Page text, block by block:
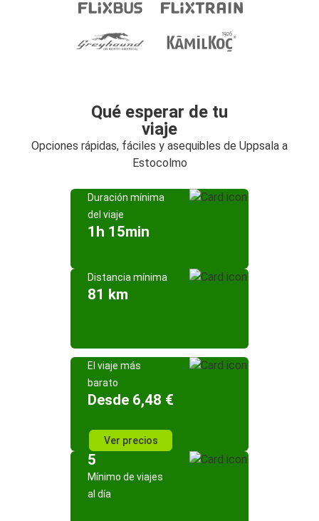
Qué esperar de tu
viaje
Opciones rápidas, fáciles y asequibles de Uppsala a
Estocolmo
Duración mínima
del viaje
1h 15min
Distancia mínima
81 km
El viaje más
barato
Desde 6,48 €
Ver precios
5
Mínimo de viajes
al día